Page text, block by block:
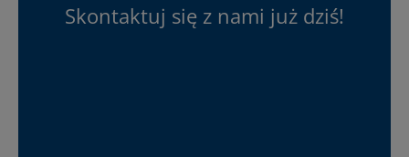
Skontaktuj się z nami już dziś!